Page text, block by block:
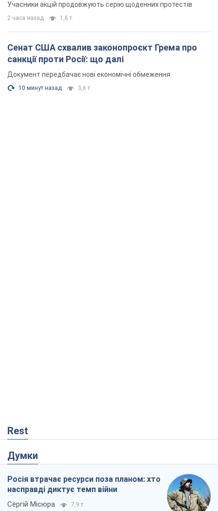
Учасники акцій продовжують серію щоденних протестів
2 часа назад 1,6 т.
Сенат США схвалив законопроєкт Грема про
санкції проти Росії: що далі
Документ передбачає нові економічні обмеження
10 минут назад 3,6 т.
Rest
Думки
Росія втрачає ресурси поза планом: хто
насправді диктує темп війни
Сергій Місюра 7,9 т.